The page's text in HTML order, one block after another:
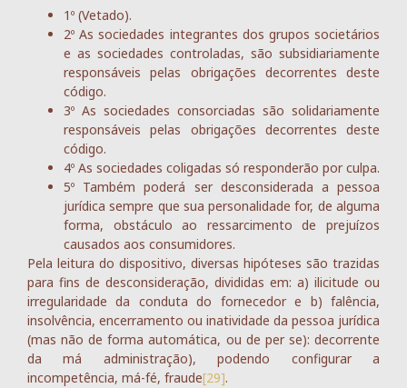
1º (Vetado).
2º As sociedades integrantes dos grupos societários
e as sociedades controladas, são subsidiariamente
responsáveis pelas obrigações decorrentes deste
código.
3º As sociedades consorciadas são solidariamente
responsáveis pelas obrigações decorrentes deste
código.
4º As sociedades coligadas só responderão por culpa.
5º Também poderá ser desconsiderada a pessoa
jurídica sempre que sua personalidade for, de alguma
forma, obstáculo ao ressarcimento de prejuízos
causados aos consumidores.
Pela leitura do dispositivo, diversas hipóteses são trazidas
para fins de desconsideração, divididas em: a) ilicitude ou
irregularidade da conduta do fornecedor e b) falência,
insolvência, encerramento ou inatividade da pessoa jurídica
(mas não de forma automática, ou de per se): decorrente
da má administração), podendo configurar a
incompetência, má-fé, fraude[29].